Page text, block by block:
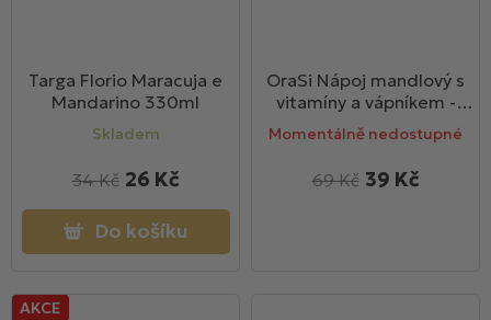
Targa Florio Maracuja e
Mandarino 330ml
Skladem
26 Kč
34 Kč
Do košíku
OraSi Nápoj mandlový s
vitamíny a vápníkem -
VEGAN 1000ml
Momentálně nedostupné
39 Kč
69 Kč
AKCE